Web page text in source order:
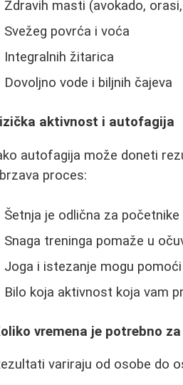
Zdravih masti (avokado,
Svežeg povrća i voća
Integralnih žitarica
Dovoljno vode i biljnih čajeva
aktivnost i autofagija
autofagija može doneti
proces:
Šetnja je odlična za početnike
Snaga treninga pomaže u
Joga i istezanje mogu
Bilo koja aktivnost koja vam
vremena je potrebno
variraju od osobe do